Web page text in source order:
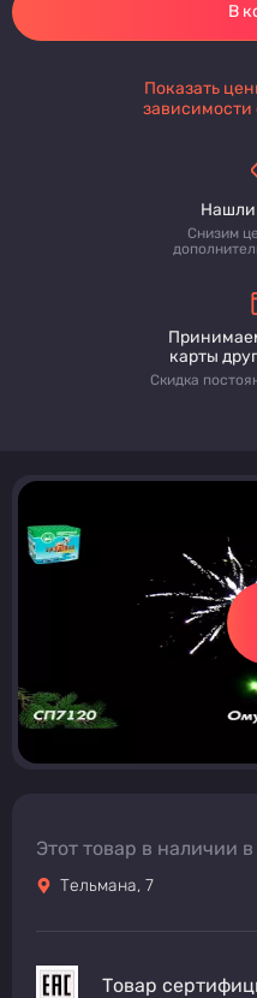
В
Нашли
Снизим
карты
Скидка
Показать цены на этот
зависимости
Этот товар в наличии
Тельмана, 7
Товар